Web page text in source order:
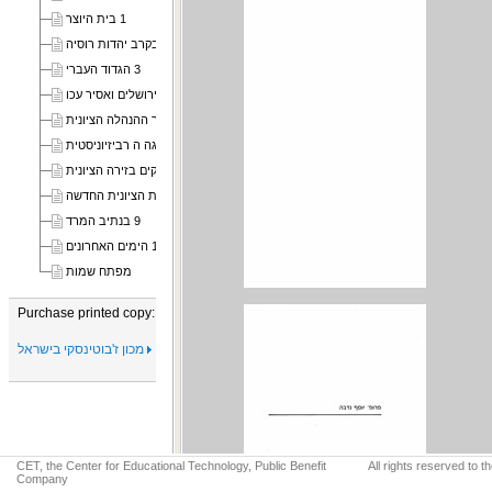
1 בית היוצר
3 הגדוד העברי
9 בנתיב המרד
10 הימים האחרונים
מפתח שמות
Purchase printed copy:
CET, the Center for Educational Technology, Public Benefit
Company
All rights reserved to